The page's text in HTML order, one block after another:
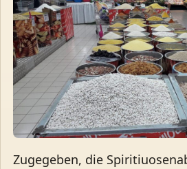
Zugegeben, die